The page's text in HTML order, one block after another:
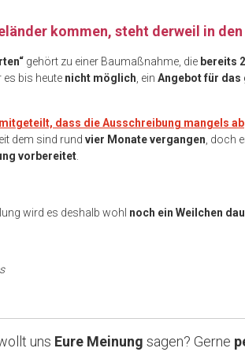
kommen, steht derweil in
gehört zu einer Baumaßnahme, die bereits
es bis heute nicht möglich , ein Angebot für das
mitgeteilt, dass die Ausschreibung mangels
dem sind rund vier Monate vergangen , doch
vorbereitet
wird es deshalb wohl noch ein Weilchen
uns Eure Meinung sagen? Gerne